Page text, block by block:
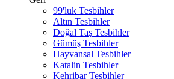
99'luk Tesbihler
Altın Tesbihler
Doğal Taş Tesbihler
Gümüş Tesbihler
Hayvansal Tesbihler
Katalin Tesbihler
Kehribar Tesbihler